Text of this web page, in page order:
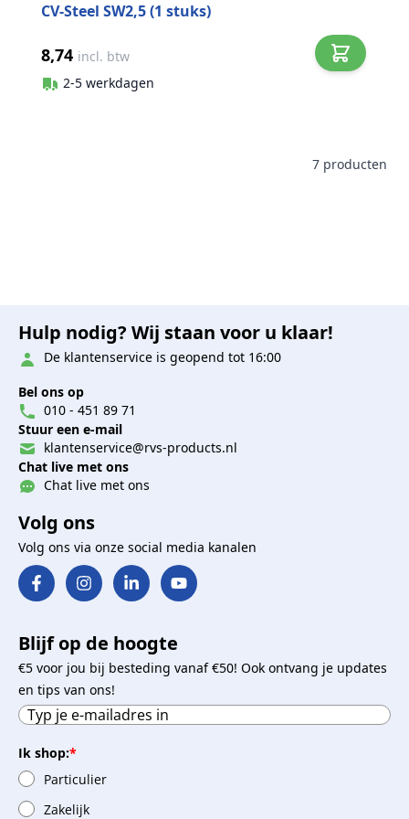
CV-Steel SW2,5 (1 stuks)
8,74 incl. btw
2-5 werkdagen
7 producten
Hulp nodig? Wij staan voor u klaar!
De klantenservice is geopend tot 16:00
Bel ons op
010 - 451 89 71
Stuur een e-mail
klantenservice@rvs-products.nl
Chat live met ons
Chat live met ons
Volg ons
Volg ons via onze social media kanalen
Blijf op de hoogte
€5 voor jou bij besteding vanaf €50! Ook ontvang je updates
en tips van ons!
Ik shop:*
Particulier
Zakelijk